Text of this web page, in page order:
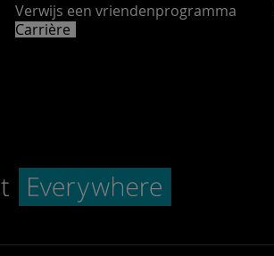
Verwijs een vriendenprogramma
Carrière